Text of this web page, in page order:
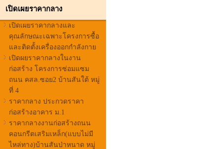
เปิดเผยราคากลาง
เปิดเผยราคากลางและ
คุณลักษณะเฉพาะโครงการซื้อ
และติดตั้งเครื่องออกกำลังกาย
เปิดผยราคากลางในงาน
ก่อสร้าง โครงการซ่อมแซม
ถนน คสล.ซอย2 บ้านสันใต้ หมู่
ที่ 4
ราคากลาง ประกวดราคา
ก่อสร้างอาคาร ม.1
ราคากลางงานก่อสร้างถนน
คอนกรีตเสริมเหล็ก(แบบไม่มี
ไหล่ทาง)บ้านสันป่าหนาด หมู่